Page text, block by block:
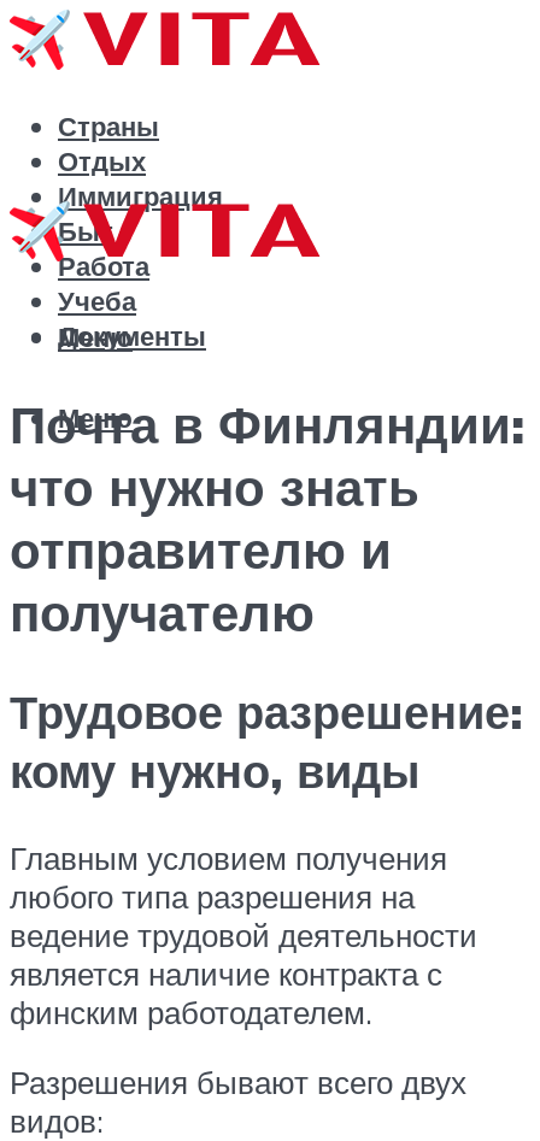
Страны
Отдых
Иммиграция
Быт
Работа
Учеба
Документы
Меню
Меню
Почта в Финляндии:
что нужно знать
отправителю и
получателю
Трудовое разрешение:
кому нужно, виды
Главным условием получения
любого типа разрешения на
ведение трудовой деятельности
является наличие контракта с
финским работодателем.
Разрешения бывают всего двух
видов: